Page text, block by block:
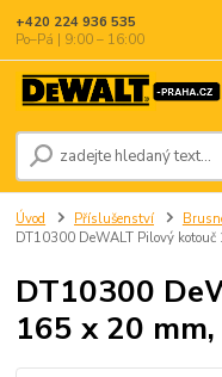
+420 224 936 535
Po–Pá | 9:00 – 16:00
Úvod Příslušenství
DT10300 DeWALT Pilový
DT10300
165 x 20